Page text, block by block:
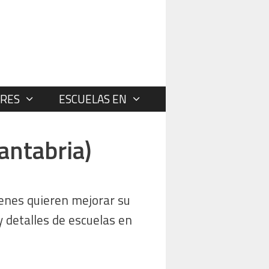
ESCUELAS EN
quieren mejorar su
de escuelas en